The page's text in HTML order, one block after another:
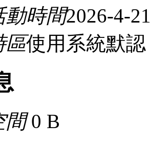
動時間2026-4-
區使用系統默認
間0 B